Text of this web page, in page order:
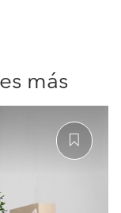
más